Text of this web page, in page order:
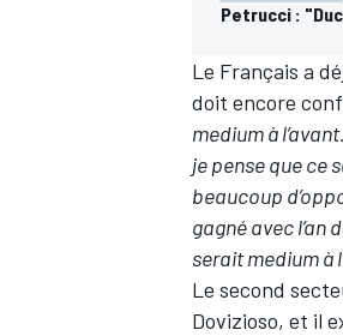
AUTRES
Petrucci :
Le Français a
doit encore
medium à
je pense que ce
beaucoup
gagné avec
serait medium à
Le second
Dovizioso, et il